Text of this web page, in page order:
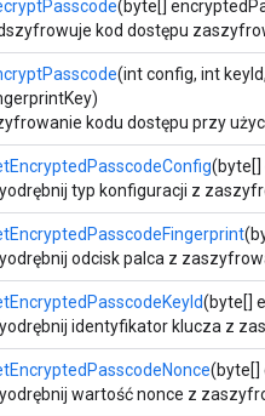
(byte[]
kod dostępu
(int config, int
kodu dostępu przy
(byte[]
typ konfiguracji z
odcisk palca z
(byte[]
identyfikator klucza z
(byte[]
wartość nonce z